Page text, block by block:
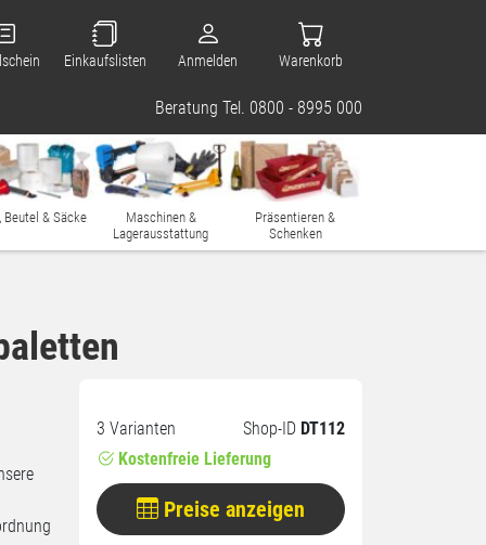
Einkaufslisten Anmelden Warenkorb
Beratung Tel. 0800 - 8995 000
Beutel & Säcke
Maschinen &
Lagerausstattung
Präsentieren &
Schenken
3 Varianten Shop-ID DT112
Kostenfreie Lieferung
Preise anzeigen